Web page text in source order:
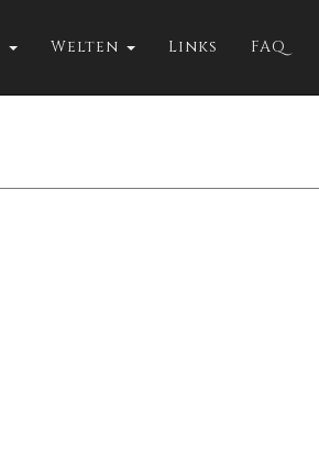
Welten Links FAQ